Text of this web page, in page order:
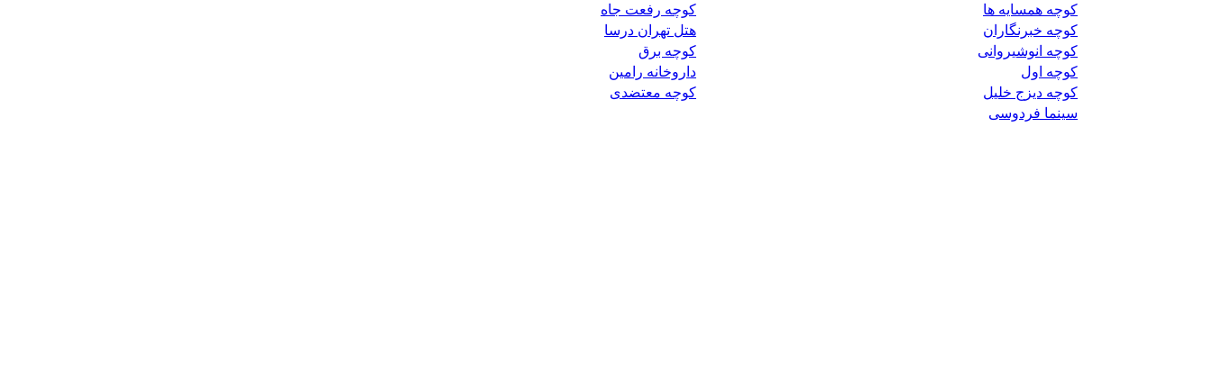
کوچه همسایه ها
کوچه رفعت جاه
کوچه خبرنگاران
هتل تهران درسا
کوچه انوشیروانی
کوچه برق
کوچه اول
داروخانه رامین
کوچه دیزج خلیل
کوچه معتضدی
سینما فردوسی